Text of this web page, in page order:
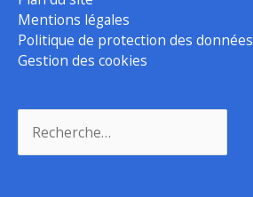
Mentions légales
Politique de protection des données
Gestion des cookies